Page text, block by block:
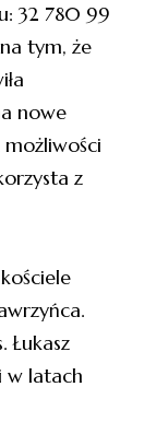
32 780 99
tym, że
nowe
z
Łukasz
w latach